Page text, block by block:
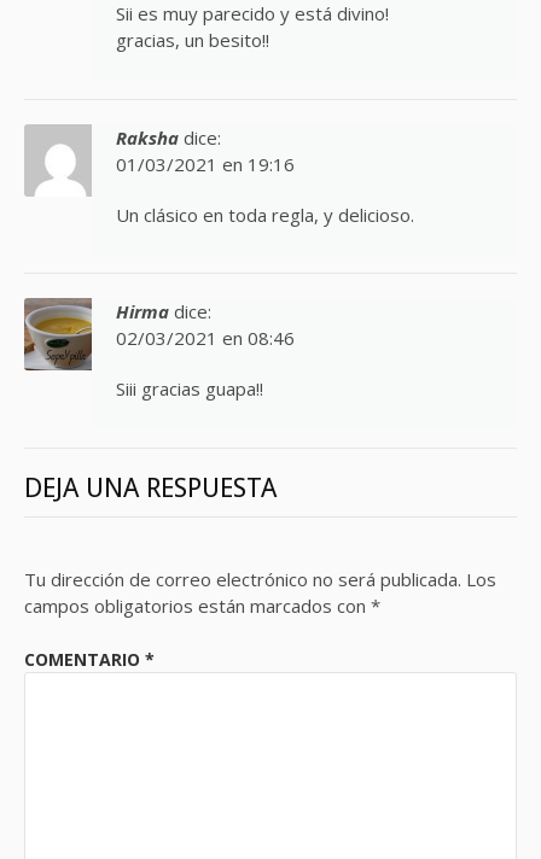
Sii es muy parecido y está divino!
gracias, un besito!!
Raksha dice:
01/03/2021 en 19:16
Un clásico en toda regla, y delicioso.
Hirma dice:
02/03/2021 en 08:46
Siii gracias guapa!!
DEJA UNA RESPUESTA
Tu dirección de correo electrónico no será publicada. Los
campos obligatorios están marcados con *
COMENTARIO *